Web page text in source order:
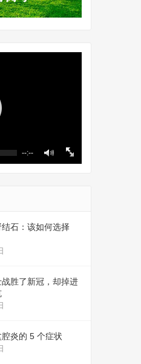
--:--
石：该如何选择
胜了新冠，却掉进
炎的 5 个症状